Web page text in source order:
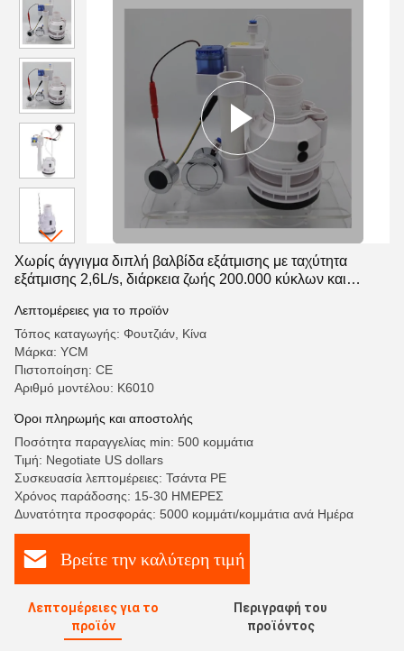
χειροκίνητη λειτουργία
Χωρίς άγγιγμα διπλή βαλβίδα εξάτμισης με ταχύτητα
εξάτμισης 2,6L/s, διάρκεια ζωής 200.000 κύκλων και
Λεπτομέρειες για το προϊόν
Τόπος καταγωγής: Φουτζιάν, Κίνα
Μάρκα: YCM
Πιστοποίηση: CE
Αριθμό μοντέλου: Κ6010
Όροι πληρωμής και αποστολής
Ποσότητα παραγγελίας min: 500 κομμάτια
Τιμή: Negotiate US dollars
Συσκευασία λεπτομέρειες: Τσάντα PE
Χρόνος παράδοσης: 15-30 ΗΜΕΡΕΣ
Δυνατότητα προσφοράς: 5000 κομμάτι/κομμάτια ανά Ημέρα
Βρείτε την καλύτερη τιμή
Λεπτομέρειες για το
προϊόν
Περιγραφή του
προϊόντος